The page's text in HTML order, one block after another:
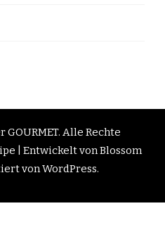
GOURMET. Alle Rechte
| Entwickelt vonBlossom
vonWordPress.